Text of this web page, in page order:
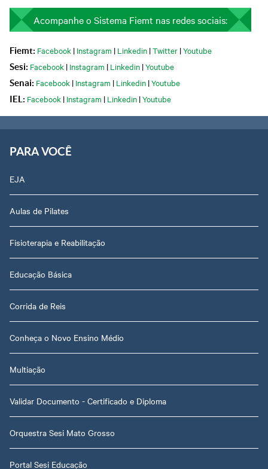
Acompanhe o Sistema Fiemt nas redes sociais:
Fiemt: Facebook | Instagram | Linkedin |Twitter |Youtube
Sesi: Facebook | Instagram | Linkedin |Youtube
Senai: Facebook | Instagram | Linkedin |Youtube
IEL: Facebook | Instagram | Linkedin |Youtube
PARA VOCÊ
EJA
Aulas de Pilates
Fisioterapia e Reabilitação
Educação Básica
Corrida de Reis
Conheça o Novo Ensino Médio
Multiação
Validar Documento - Certificado e Diploma
Orquestra Sesi Mato Grosso
Portal Sesi Educação